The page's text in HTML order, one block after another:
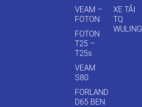
VEAM –
FOTON
FOTON
T25 –
T25s
VEAM
S80
FORLAND
D65 BEN
XE TẢI
TQ
WULING